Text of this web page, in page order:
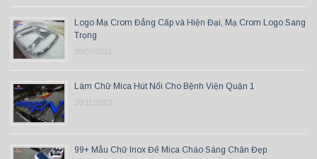
Logo Mạ Crom Đẳng Cấp và Hiện Đại, Mạ Crom Logo Sang
Trọng
09/07/2021
Làm Chữ Mica Hút Nổi Cho Bệnh Viện Quận 1
28/11/2023
99+ Mẫu Chữ Inox Đế Mica Cháo Sáng Chân Đẹp